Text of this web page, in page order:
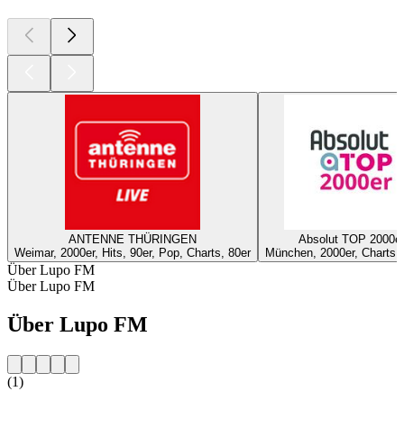
ANTENNE THÜRINGEN
Weimar, 2000er, Hits, 90er, Pop, Charts, 80er
Absolut TOP 2000er
München, 2000er, Charts,
Über Lupo FM
Über Lupo FM
Über Lupo FM
(1)